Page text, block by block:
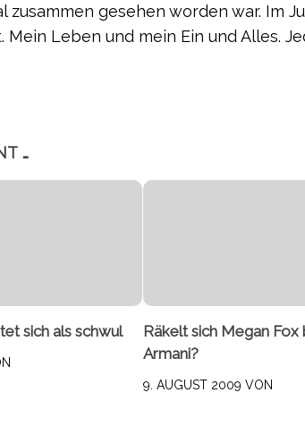
gesehen worden war. Im
Leben und mein Ein und Alles.
…
sich als schwul
Räkelt sich Megan Fox
Armani?
9. AUGUST 2009 VON